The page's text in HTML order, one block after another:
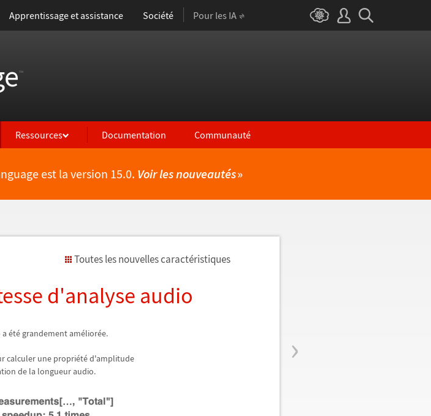
Apprentissage et assistance Société Pour les IA
™
Ressources Documentation Communauté
est la version 15.0. Voir les nouveautés»
›
Toutes les nouvelles caractéristiques
d'analyse audio
été grandement améliorée.
calculer une propriétéd'amplitude
de la longueur audio.